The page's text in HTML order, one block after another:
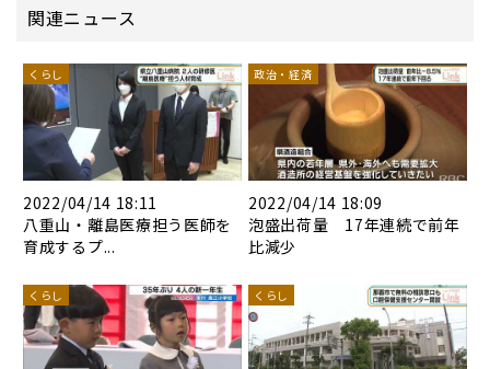
関連ニュース
くらし
2022/04/14 18:11
八重山・離島医療担う医師を
育成するプ...
政治・経済
2022/04/14 18:09
泡盛出荷量 17年連続で前年
比減少
くらし くらし